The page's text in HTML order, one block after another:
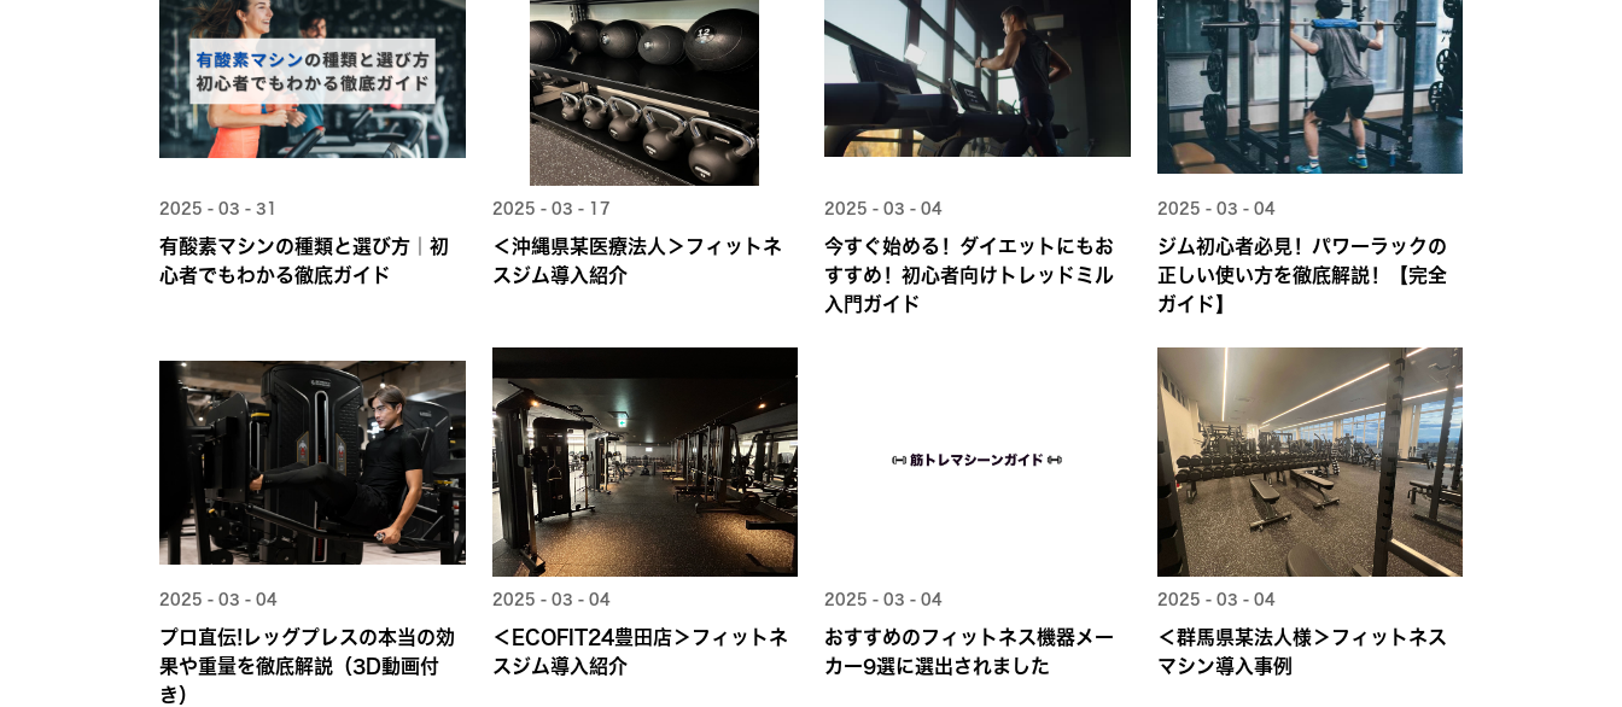
2025 - 03 - 31
有酸素マシンの種類と選び方｜初
心者でもわかる徹底ガイド
2025 - 03 - 17
＜沖縄県某医療法人＞フィットネ
スジム導入紹介
2025 - 03 - 04
今すぐ始める！ダイエットにもお
すすめ！初心者向けトレッドミル
入門ガイド
2025 - 03 - 04
ジム初心者必見！パワーラックの
正しい使い方を徹底解説！【完全
ガイド】
2025 - 03 - 04
プロ直伝!レッグプレスの本当の効
果や重量を徹底解説（3D動画付
き）
2025 - 03 - 04
＜ECOFIT24豊田店＞フィットネ
スジム導入紹介
2025 - 03 - 04
おすすめのフィットネス機器メー
カー9選に選出されました
2025 - 03 - 04
＜群馬県某法人様＞フィットネス
マシン導入事例